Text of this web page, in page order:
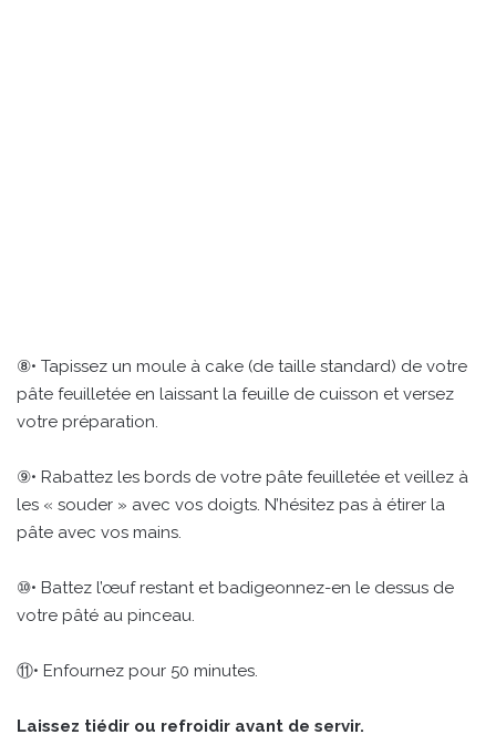
⑧• Tapissez un moule à cake (de taille standard) de votre
pâte feuilletée en laissant la feuille de cuisson et versez
votre préparation.
⑨• Rabattez les bords de votre pâte feuilletée et veillez à
les « souder » avec vos doigts. N’hésitez pas à étirer la
pâte avec vos mains.
⑩• Battez l’œuf restant et badigeonnez-en le dessus de
votre pâté au pinceau.
⑪• Enfournez pour 50 minutes.
Laissez tiédir ou refroidir avant de servir.